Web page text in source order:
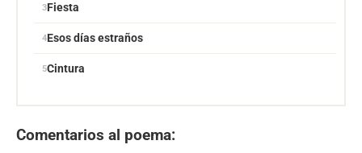
Fiesta
Esos días estraños
Cintura
Comentarios al poema: